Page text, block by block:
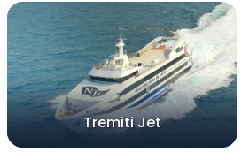
Tremiti Jet